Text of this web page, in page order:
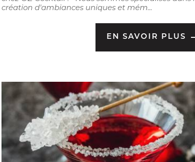
création d'ambiances uniques et mém...
EN SAVOIR PLUS